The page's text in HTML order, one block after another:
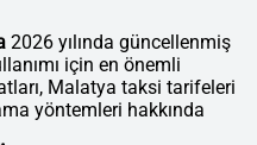
2026 yılında güncellenmiş
için en önemli
Malatya taksi tarifeleri
yöntemleri hakkında